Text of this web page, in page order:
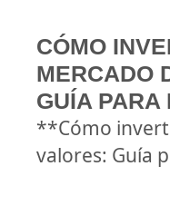
CÓMO
MERCADO
GUÍA PARA
**Cómo
valores: Guía